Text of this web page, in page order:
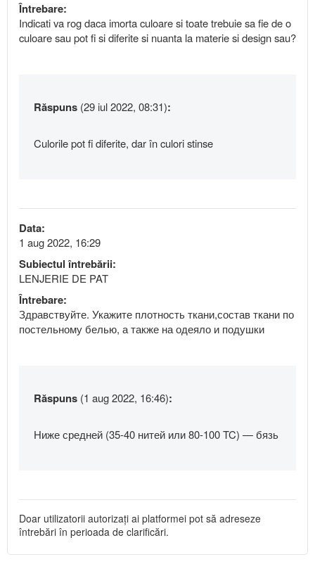
Întrebare:
Indicati va rog daca imorta culoare si toate trebuie sa fie de o
culoare sau pot fi si diferite si nuanta la materie si design sau?
Răspuns (29 iul 2022, 08:31):
Culorile pot fi diferite, dar în culori stinse
Data:
1 aug 2022, 16:29
Subiectul întrebării:
LENJERIE DE PAT
Întrebare:
Здравствуйте. Укажите плотность ткани,состав ткани по
постельному белью, а также на одеяло и подушки
Răspuns (1 aug 2022, 16:46):
Ниже средней (35-40 нитей или 80-100 TC) — бязь
Doar utilizatorii autorizați ai platformei pot să adreseze
întrebări în perioada de clarificări.